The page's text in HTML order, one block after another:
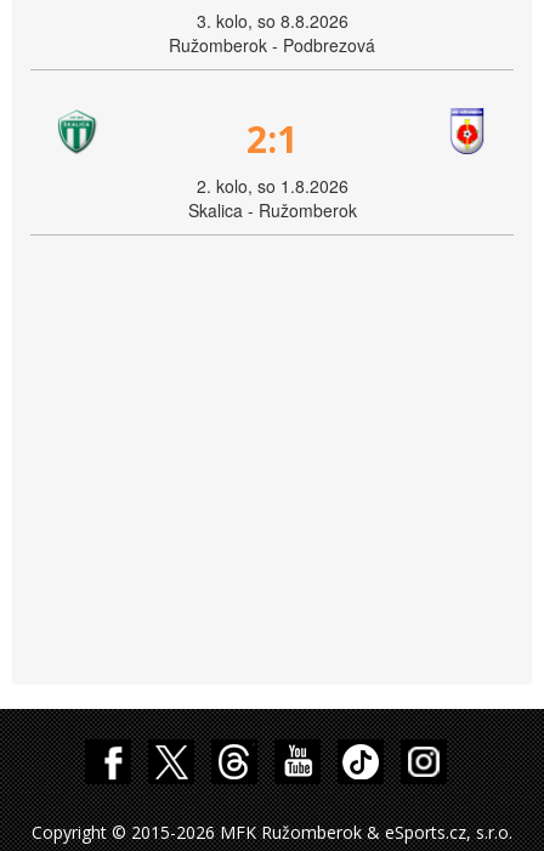
3. kolo, so 8.8.2026
Ružomberok - Podbrezová
2:1
2. kolo, so 1.8.2026
Skalica - Ružomberok
Copyright © 2015-2026 MFK Ružomberok & eSports.cz, s.r.o.